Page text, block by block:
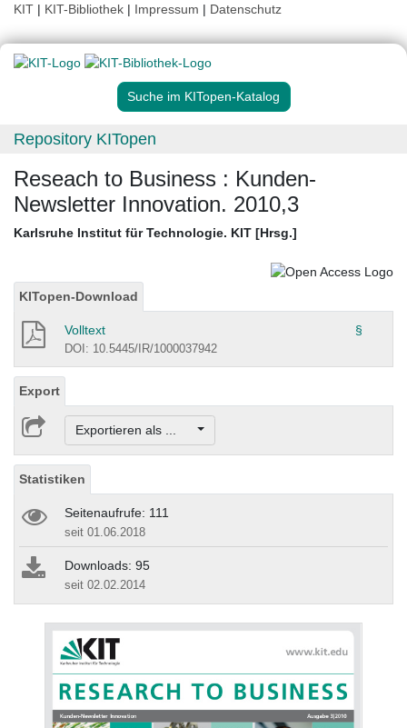
KIT | KIT-Bibliothek | Impressum | Datenschutz
Suche im KITopen-Katalog
Repository KITopen
Reseach to Business : Kunden-
Newsletter Innovation. 2010,3
Karlsruhe Institut für Technologie. KIT [Hrsg.]
KITopen-Download
Volltext §
DOI: 10.5445/IR/1000037942
Export
Exportieren als ...
Statistiken
Seitenaufrufe: 111
seit 01.06.2018
Downloads: 95
seit 02.02.2014